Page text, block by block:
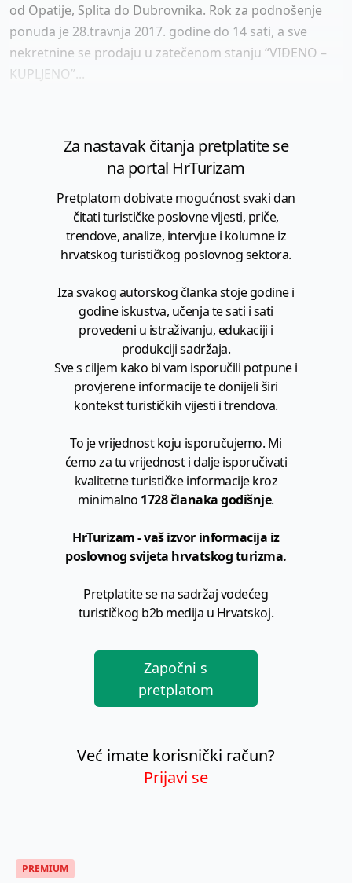
od Opatije, Splita do Dubrovnika. Rok za podnošenje
ponuda je 28.travnja 2017. godine do 14 sati, a sve
nekretnine se prodaju u zatečenom stanju “VIĐENO –
KUPLJENO”...
Za nastavak čitanja pretplatite se
na portal HrTurizam
Pretplatom dobivate mogućnost svaki dan
čitati turističke poslovne vijesti, priče,
trendove, analize, intervjue i kolumne iz
hrvatskog turističkog poslovnog sektora.
Iza svakog autorskog članka stoje godine i
godine iskustva, učenja te sati i sati
provedeni u istraživanju, edukaciji i
produkciji sadržaja.
Sve s ciljem kako bi vam isporučili potpune i
provjerene informacije te donijeli širi
kontekst turističkih vijesti i trendova.
To je vrijednost koju isporučujemo. Mi
ćemo za tu vrijednost i dalje isporučivati
kvalitetne turističke informacije kroz
minimalno 1728 članaka godišnje.
HrTurizam - vaš izvor informacija iz
poslovnog svijeta hrvatskog turizma.
Pretplatite se na sadržaj vodećeg
turističkog b2b medija u Hrvatskoj.
Započni s
pretplatom
Već imate korisnički račun?
Prijavi se
PREMIUM